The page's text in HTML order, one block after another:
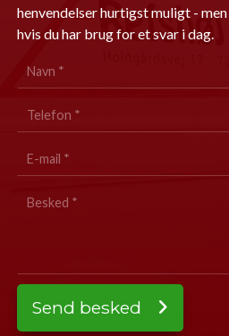
henvendelser hurtigst muligt -
hvis du har brug for et svar i dag.